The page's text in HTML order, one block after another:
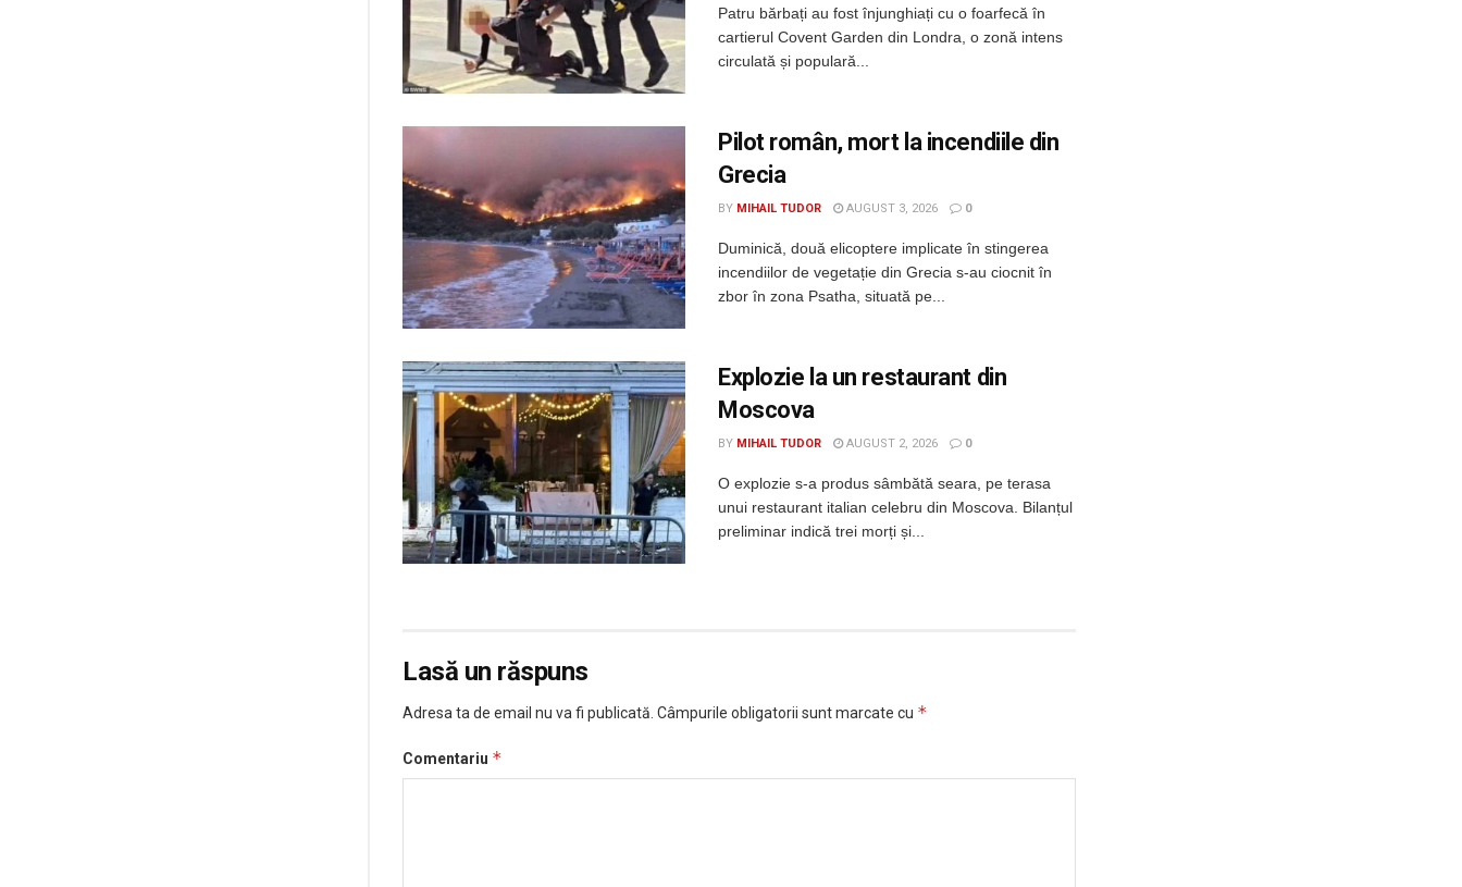
Patru bărbați au fost înjunghiați cu o foarfecă în
cartierul Covent Garden din Londra, o zonă intens
circulată și populară...
Pilot român, mort la incendiile din
Grecia
BY MIHAIL TUDOR AUGUST 3, 2026 0
Duminică, două elicoptere implicate în stingerea
incendiilor de vegetație din Grecia s-au ciocnit în
zbor în zona Psatha, situată pe...
Explozie la un restaurant din
Moscova
BY MIHAIL TUDOR AUGUST 2, 2026 0
O explozie s-a produs sâmbătă seara, pe terasa
unui restaurant italian celebru din Moscova. Bilanțul
preliminar indică trei morți și...
Lasă un răspuns
Adresa ta de email nu va fi publicată. Câmpurile obligatorii sunt marcate cu *
Comentariu *